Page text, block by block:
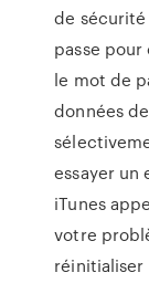
de sécurité
passe
le mot de
données
essayer un
iTunes
votre
réinitialiser